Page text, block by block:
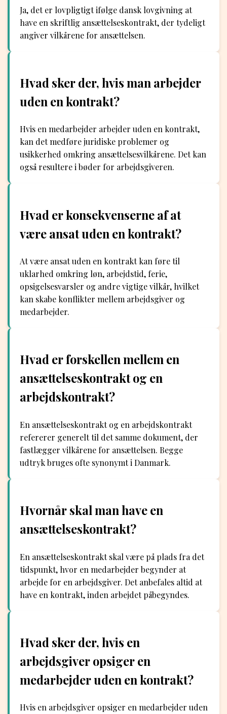
Ja, det er lovpligtigt ifølge dansk lovgivning at
have en skriftlig ansættelseskontrakt, der tydeligt
angiver vilkårene for ansættelsen.
Hvad sker der, hvis man arbejder
uden en kontrakt?
Hvis en medarbejder arbejder uden en kontrakt,
kan det medføre juridiske problemer og
usikkerhed omkring ansættelsesvilkårene. Det kan
også resultere i bøder for arbejdsgiveren.
Hvad er konsekvenserne af at
være ansat uden en kontrakt?
At være ansat uden en kontrakt kan føre til
uklarhed omkring løn, arbejdstid, ferie,
opsigelsesvarsler og andre vigtige vilkår, hvilket
kan skabe konflikter mellem arbejdsgiver og
medarbejder.
Hvad er forskellen mellem en
ansættelseskontrakt og en
arbejdskontrakt?
En ansættelseskontrakt og en arbejdskontrakt
refererer generelt til det samme dokument, der
fastlægger vilkårene for ansættelsen. Begge
udtryk bruges ofte synonymt i Danmark.
Hvornår skal man have en
ansættelseskontrakt?
En ansættelseskontrakt skal være på plads fra det
tidspunkt, hvor en medarbejder begynder at
arbejde for en arbejdsgiver. Det anbefales altid at
have en kontrakt, inden arbejdet påbegyndes.
Hvad sker der, hvis en
arbejdsgiver opsiger en
medarbejder uden en kontrakt?
Hvis en arbejdsgiver opsiger en medarbejder uden